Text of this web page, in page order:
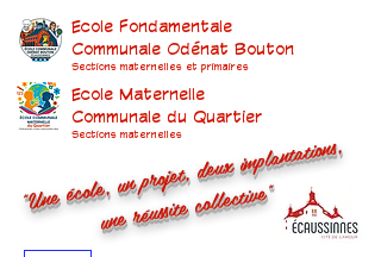
Ecole Fondamentale
Communale Odénat Bouton
Sections maternelles et primaires
Ecole Maternelle
Communale du Quartier
Sections maternelles
"Une école, un projet, deux implantations,
une réussite collective"